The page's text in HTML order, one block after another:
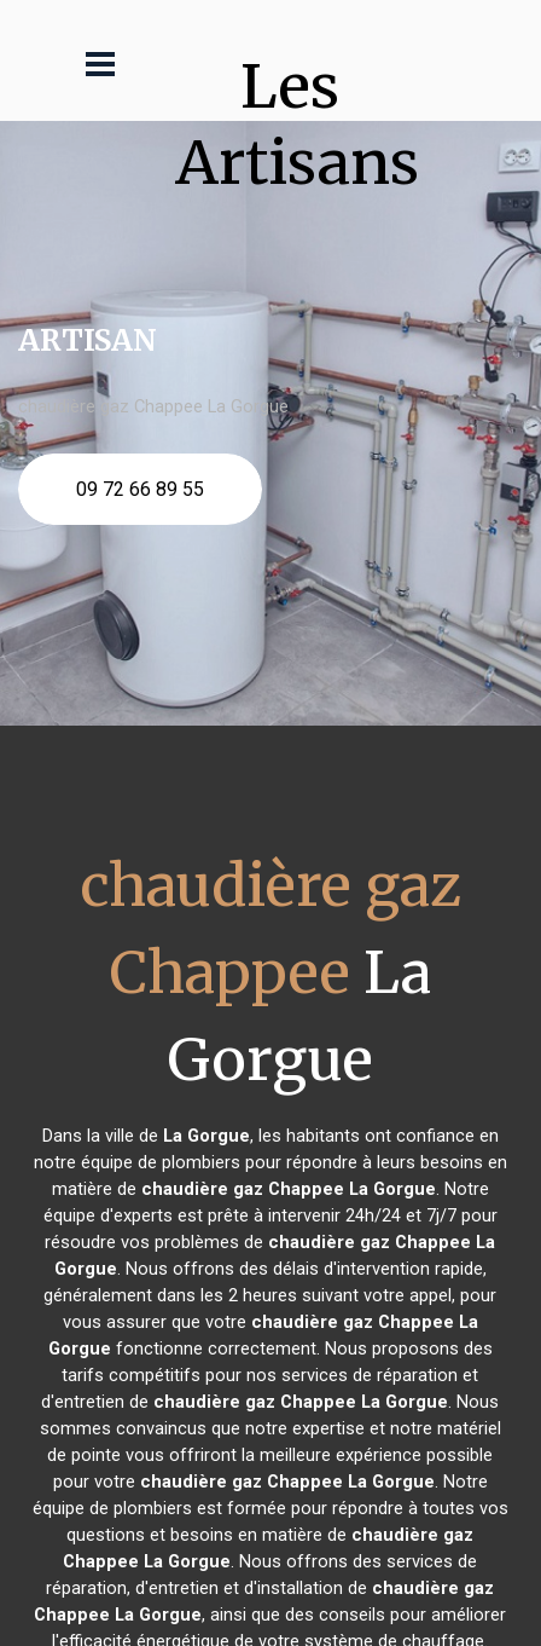
Les
Artisans
ARTISAN
chaudière gaz Chappee La Gorgue
09 72 66 89 55
chaudière gaz
Chappee La
Gorgue
Dans la ville de La Gorgue, les habitants ont confiance en
notre équipe de plombiers pour répondre à leurs besoins en
matière de chaudière gaz Chappee La Gorgue. Notre
équipe d'experts est prête à intervenir 24h/24 et 7j/7 pour
résoudre vos problèmes de chaudière gaz Chappee La
Gorgue. Nous offrons des délais d'intervention rapide,
généralement dans les 2 heures suivant votre appel, pour
vous assurer que votre chaudière gaz Chappee La
Gorgue fonctionne correctement. Nous proposons des
tarifs compétitifs pour nos services de réparation et
d'entretien de chaudière gaz Chappee La Gorgue. Nous
sommes convaincus que notre expertise et notre matériel
de pointe vous offriront la meilleure expérience possible
pour votre chaudière gaz Chappee La Gorgue. Notre
équipe de plombiers est formée pour répondre à toutes vos
questions et besoins en matière de chaudière gaz
Chappee La Gorgue. Nous offrons des services de
réparation, d'entretien et d'installation de chaudière gaz
Chappee La Gorgue, ainsi que des conseils pour améliorer
l'efficacité énergétique de votre système de chauffage.